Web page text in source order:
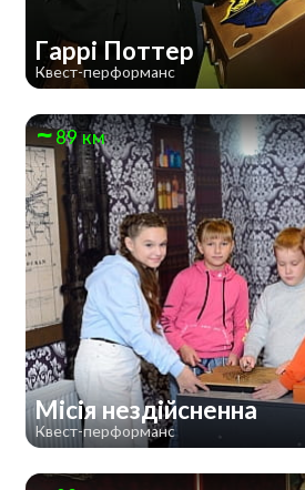
Гаррі Поттер
Квест-перформанс
89 км
Місія нездійсненна
Квест-перформанс